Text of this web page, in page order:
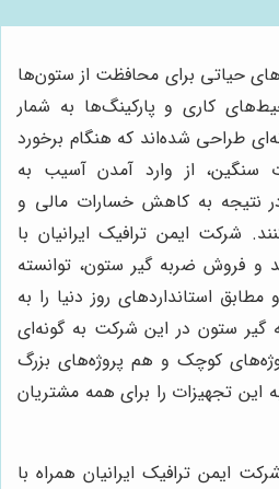
حیاتی برای محافظت از ستون‌ها
کاری و پارکینگ‌ها به شمار
طراحی شده‌اند که هنگام برخورد
سنگین، از وارد آمدن آسیب به
نتیجه به کاهش خسارات مالی و
شرکت ایمن ترافیک ایرانیان با
و فروش ضربه گیر ستون، توانسته
استانداردهای روز دنیا را به
گیر ستون در این شرکت به گونه‌ای
کوچک و هم پروژه‌های بزرگ
تجهیزات را برای همه مشتریان
ایمن ترافیک ایرانیان همراه با